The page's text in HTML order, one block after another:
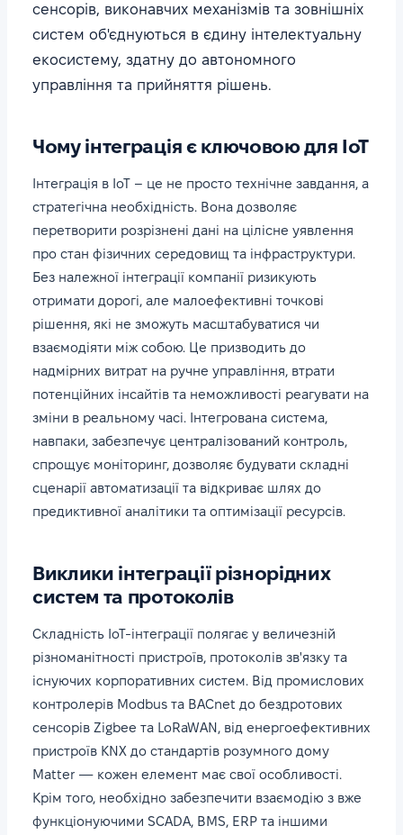
сенсорів, виконавчих механізмів та зовнішніх
систем об'єднуються в єдину інтелектуальну
екосистему, здатну до автономного
управління та прийняття рішень.
Чому інтеграція є ключовою для IoT
Інтеграція в IoT – це не просто технічне завдання, а
стратегічна необхідність. Вона дозволяє
перетворити розрізнені дані на цілісне уявлення
про стан фізичних середовищ та інфраструктури.
Без належної інтеграції компанії ризикують
отримати дорогі, але малоефективні точкові
рішення, які не зможуть масштабуватися чи
взаємодіяти між собою. Це призводить до
надмірних витрат на ручне управління, втрати
потенційних інсайтів та неможливості реагувати на
зміни в реальному часі. Інтегрована система,
навпаки, забезпечує централізований контроль,
спрощує моніторинг, дозволяє будувати складні
сценарії автоматизації та відкриває шлях до
предиктивної аналітики та оптимізації ресурсів.
Виклики інтеграції різнорідних
систем та протоколів
Складність IoT-інтеграції полягає у величезній
різноманітності пристроїв, протоколів зв'язку та
існуючих корпоративних систем. Від промислових
контролерів Modbus та BACnet до бездротових
сенсорів Zigbee та LoRaWAN, від енергоефективних
пристроїв KNX до стандартів розумного дому
Matter — кожен елемент має свої особливості.
Крім того, необхідно забезпечити взаємодію з вже
функціонуючими SCADA, BMS, ERP та іншими